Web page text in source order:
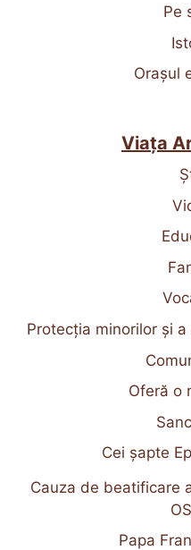
Pe
Orașul
Viața
Protecția minorilor și
Oferă o
Cei șapte
Cauza de beatificare
Papa